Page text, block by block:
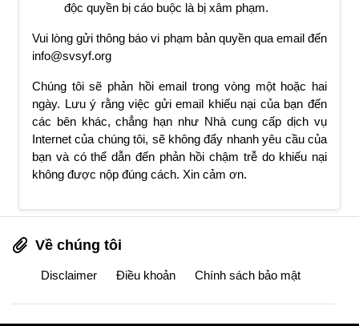
độc quyền bị cáo buộc là bị xâm phạm.
Vui lòng gửi thông báo vi phạm bản quyền qua email đến
info@svsyf.org
Chúng tôi sẽ phản hồi email trong vòng một hoặc hai
ngày. Lưu ý rằng việc gửi email khiếu nại của bạn đến
các bên khác, chẳng hạn như Nhà cung cấp dịch vụ
Internet của chúng tôi, sẽ không đẩy nhanh yêu cầu của
bạn và có thể dẫn đến phản hồi chậm trễ do khiếu nại
không được nộp đúng cách. Xin cảm ơn.
Về chúng tôi
Disclaimer Điều khoản Chính sách bảo mật